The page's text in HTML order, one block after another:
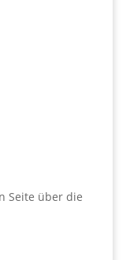
Seite über die